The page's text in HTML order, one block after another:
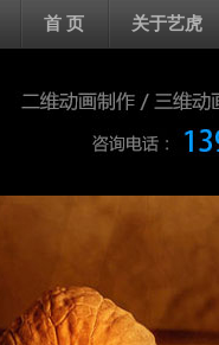
首 页 关于艺虎